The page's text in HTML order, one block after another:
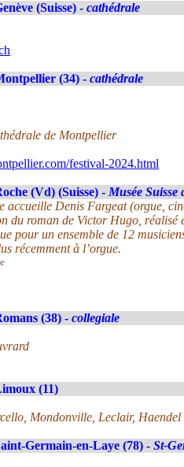
(Suisse) - cathédrale
(34) - cathédrale
de Montpellier
festival-2024.html
(Vd) (Suisse) - Musée Suisse
accueille Denis Fargeat (orgue,
du roman de Victor Hugo,
pour un ensemble de 12
récemment à l’orgue.
(38) - collegiale
(11)
Mondonville, Leclair, Haendel
Germain-en-Laye (78) - St-